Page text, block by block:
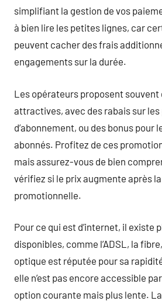
simplifiant la gestion de vos
à bien lire les petites lignes, car
peuvent cacher des frais
engagements sur la durée.
Les opérateurs proposent
attractives, avec des rabais sur
d’abonnement, ou des bonus pour
abonnés. Profitez de ces
mais assurez-vous de bien
vérifiez si le prix augmente après
promotionnelle.
Pour ce qui est d’internet, il existe
disponibles, comme l’ADSL, la
optique est réputée pour sa
elle n’est pas encore accessible
option courante mais plus lente. La